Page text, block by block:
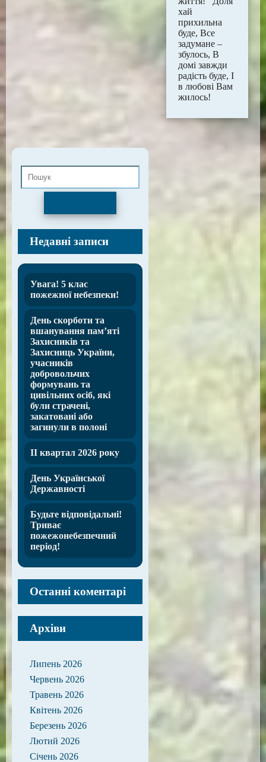
хай
прихильна
буде, Все
задумане –
збулось, В
домі завжди
радість буде, І
в любові Вам
жилось!
Недавні записи
Увага! 5 клас
пожежної небезпеки!
День скорботи та
вшанування пам’яті
Захисників та
Захисниць України,
учасників
добровольчих
формувань та
цивільних осіб, які
були страчені,
закатовані або
загинули в полоні
ІІ квартал 2026 року
День Української
Державності
Будьте відповідальні!
Триває
пожежонебезпечний
період!
Останні коментарі
Архіви
Липень 2026
Червень 2026
Травень 2026
Квітень 2026
Березень 2026
Лютий 2026
Січень 2026